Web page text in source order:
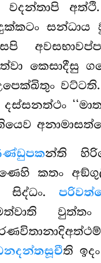
වදන්තාපි
සන්ධාය
කෙසාදීසු
න්ති
කතං
සිද්ධං.
ති